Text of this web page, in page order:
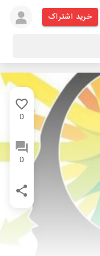
خرید اشتراک
0
0